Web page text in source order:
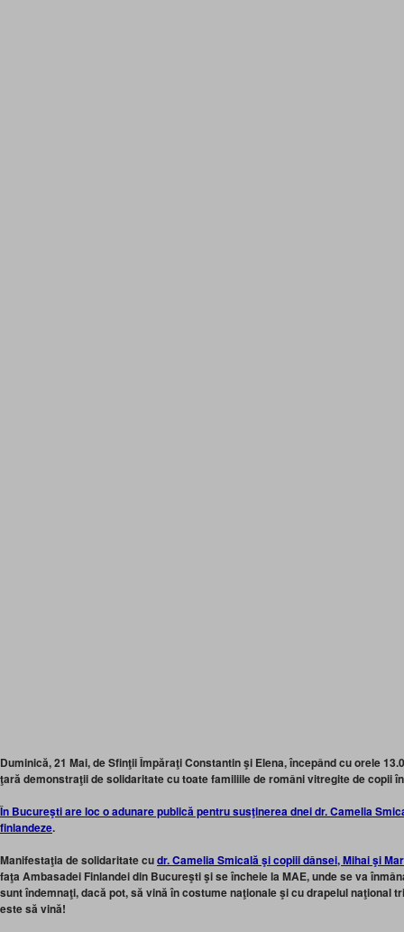
Duminică, 21 Mai, de Sfinţii Împăraţi Constantin şi Elena, începând cu orele
ţară demonstraţii de solidaritate cu toate familiile de români vitregite de copii
În Bucureşti are loc o adunare publică pentru susţinerea dnei dr. Camelia
finlandeze.
Manifestaţia de solidaritate cudr. Camelia Smicală şi copiii dânsei, Mihai şi
faţa Ambasadei Finlandei din Bucureşti şi se încheie la MAE, unde se va
sunt îndemnaţi, dacă pot, să vină în costume naţionale şi cu drapelul naţional
este să vină!